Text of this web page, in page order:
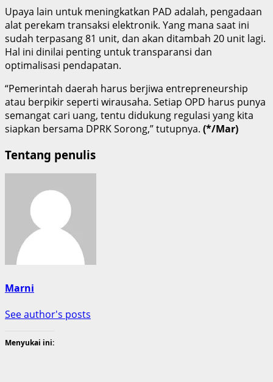
Upaya lain untuk meningkatkan PAD adalah, pengadaan
alat perekam transaksi elektronik. Yang mana saat ini
sudah terpasang 81 unit, dan akan ditambah 20 unit lagi.
Hal ini dinilai penting untuk transparansi dan
optimalisasi pendapatan.
“Pemerintah daerah harus berjiwa entrepreneurship
atau berpikir seperti wirausaha. Setiap OPD harus punya
semangat cari uang, tentu didukung regulasi yang kita
siapkan bersama DPRK Sorong,” tutupnya. (*/Mar)
Tentang penulis
Marni
See author's posts
Menyukai ini: